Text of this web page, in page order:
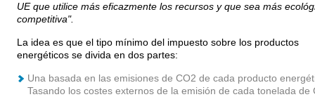
UE que utilice más eficazmente los recursos y que sea más
competitiva".
La idea es que el tipo mínimo del impuesto sobre los productos
energéticos se divida en dos partes:
Una basada en las emisiones de CO2 de cada producto
Tasando los costes externos de la emisión de cada tonelada de